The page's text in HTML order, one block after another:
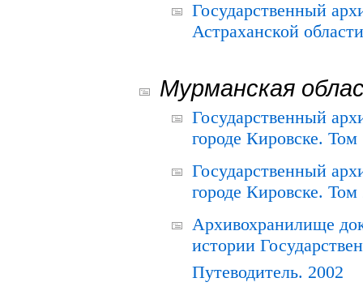
Государственный
Астраханской
Мурманская
Государственный
городе Кировске.
Государственный
городе Кировске.
Архивохранилище
истории
Путеводитель. 2002